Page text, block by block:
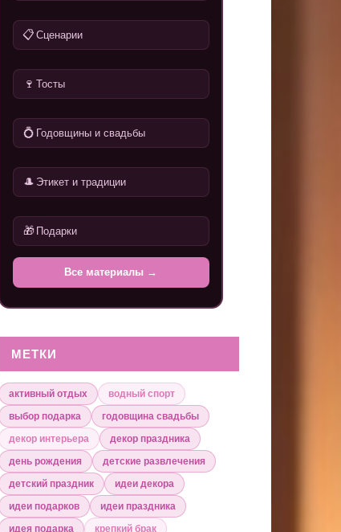
📋 Сценарии
🍷 Тосты
💍 Годовщины и свадьбы
🎩 Этикет и традиции
🎁 Подарки
Все материалы →
МЕТКИ
активный отдых
водный спорт
выбор подарка
годовщина свадьбы
декор интерьера
декор праздника
день рождения
детские развлечения
детский праздник
идеи декора
идеи подарков
идеи праздника
идея подарка
крепкий брак